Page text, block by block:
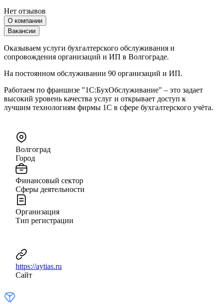
Нет отзывов
О компании
Вакансии
Оказываем услуги бухгалтерского обслуживания и
сопровождения организаций и ИП в Волгограде.
На постоянном обслуживании 90 организаций и ИП.
Работаем по франшизе "1С:БухОбслуживание" – это задает
высокий уровень качества услуг и открывает доступ к
лучшим технологиям фирмы 1С в сфере бухгалтерского учёта.
Волгоград
Город
Финансовый сектор
Сферы деятельности
Организация
Тип регистрации
https://aytias.ru
Сайт